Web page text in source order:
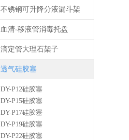
不锈钢可升降分液漏斗架
血清-移液管消毒托盘
滴定管大理石架子
透气硅胶塞
DY-P12硅胶塞
DY-P15硅胶塞
DY-P17硅胶塞
DY-P19硅胶塞
DY-P22硅胶塞